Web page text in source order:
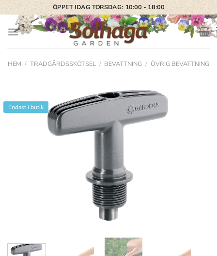
Skip
to
content
ÖPPET IDAG TORSDAG: 10:00 - 18:00
HEM / TRÄDGÅRDSSKÖTSEL / BEVATTNING / ÖVRIG BEVATTNING
Endast i butik